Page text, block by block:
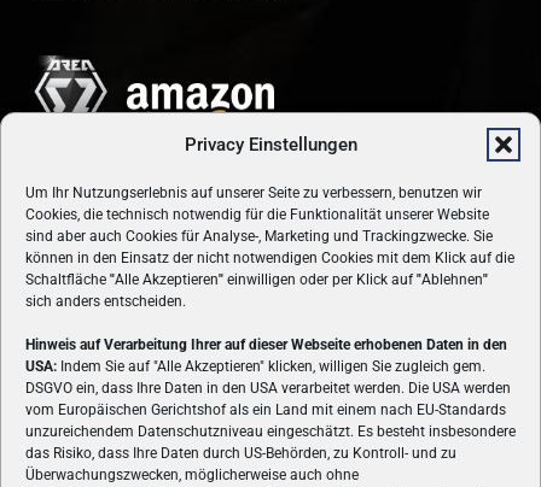
Privacy Einstellungen
Um Ihr Nutzungserlebnis auf unserer Seite zu verbessern, benutzen wir
Cookies, die technisch notwendig für die Funktionalität unserer Website
sind aber auch Cookies für Analyse-, Marketing und Trackingzwecke. Sie
können in den Einsatz der nicht notwendigen Cookies mit dem Klick auf die
Schaltfläche "Alle Akzeptieren" einwilligen oder per Klick auf"Ablehnen"
sich anders entscheiden.
Hinweis auf Verarbeitung Ihrer auf dieser Webseite erhobenen Daten in den
USA: Indem Sie auf "Alle Akzeptieren" klicken, willigen Sie zugleich gem.
DSGVO ein, dass Ihre Daten in den USA verarbeitet werden. Die USA werden
vom Europäischen Gerichtshof als ein Land mit einem nach EU-Standards
unzureichendem Datenschutzniveau eingeschätzt. Es besteht insbesondere
das Risiko, dass Ihre Daten durch US-Behörden, zu Kontroll- und zu
Überwachungszwecken, möglicherweise auch ohne
ÜBER UNS
VON GAMERN, FÜR GAMER! Gamers.at ist das älteste Online-
Spielemagazin Österreichs und bringt täglich aktuelle News,
Reviews und Videos zu PC- und Konsolenspielen, Gaming-